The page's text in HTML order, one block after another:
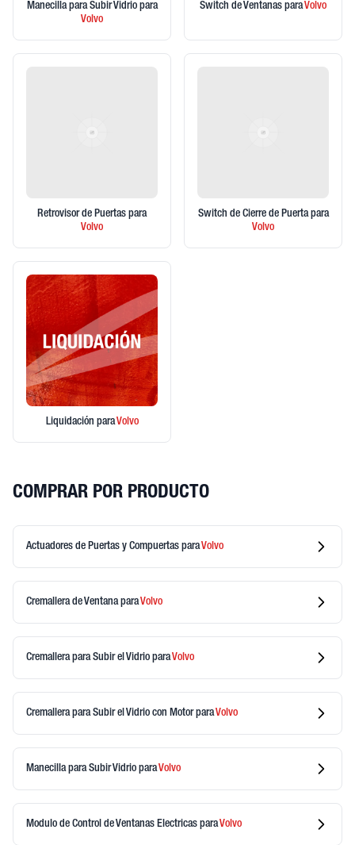
Manecilla para Subir Vidrio para
Volvo
Switch de Ventanas paraVolvo
Retrovisor de Puertas para
Volvo
Switch de Cierre de Puerta para
Volvo
Liquidación paraVolvo
COMPRAR POR PRODUCTO
Actuadores de Puertas y Compuertas paraVolvo
Cremallera de VentanaparaVolvo
Cremallera para Subir el Vidrio paraVolvo
Cremallera para Subir el Vidrio con MotorparaVolvo
Manecilla para Subir Vidrio paraVolvo
Modulo de Control de Ventanas Electricas paraVolvo